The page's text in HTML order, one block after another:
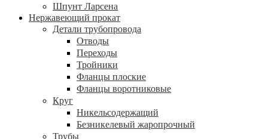
Шпунт Ларсена
Нержавеющий прокат
Детали трубопровода
Отводы
Переходы
Тройники
Фланцы плоские
Фланцы воротниковые
Круг
Никельсодержащий
Безникелевый жаропрочный
Трубы